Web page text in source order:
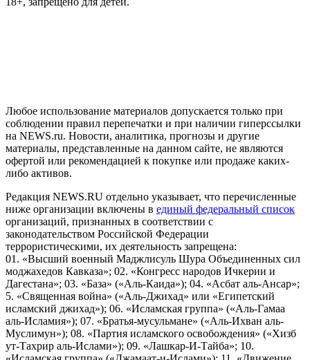
Любое использование материалов допускается только при
соблюдении правил перепечатки и при наличии гиперссылки
на NEWS.ru. Новости, аналитика, прогнозы и другие
материалы, представленные на данном сайте, не являются
офертой или рекомендацией к покупке или продаже каких-
либо активов.
Редакция NEWS.RU отдельно указывает, что перечисленные
ниже организации включены в единый федеральный список
организаций, признанных в соответствии с
законодательством Российской Федерации
террористическими, их деятельность запрещена:
01. «Высший военный Маджлисуль Шура Объединенных сил
моджахедов Кавказа»; 02. «Конгресс народов Ичкерии и
Дагестана»; 03. «База» («Аль-Каида»); 04. «Асбат аль-Ансар»;
5. «Священная война» («Аль-Джихад» или «Египетский
исламский джихад»); 06. «Исламская группа» («Аль-Гамаа
аль-Исламия»); 07. «Братья-мусульмане» («Аль-Ихван аль-
Муслимун»); 08. «Партия исламского освобождения» («Хизб
ут-Тахрир аль-Ислами»); 09. «Лашкар-И-Тайба»; 10.